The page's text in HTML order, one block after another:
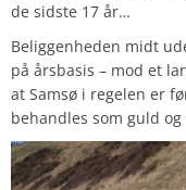
de sidste 17 år…
Beliggenheden midt
på årsbasis – mod et
at Samsø i regelen er
behandles som guld